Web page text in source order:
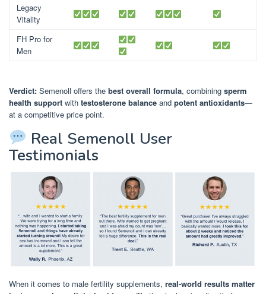
Legacy
Vitality
FH Pro for
Men
Verdict: Semenoll offers the best overall formula, combining sperm
health support with testosterone balance and potent antioxidants—
at a competitive price point.
Real Semenoll User
Testimonials
When it comes to male fertility supplements, real-world results matter